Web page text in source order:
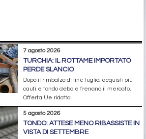
7 agosto 2026
TURCHIA: IL ROTTAME IMPORTATO
PERDE SLANCIO
Dopo il rimbalzo di fine luglio, acquisti più
cauti e tondo debole frenano il mercato.
Offerta Ue ridotta
5 agosto 2026
TONDO: ATTESE MENO RIBASSISTE IN
VISTA DI SETTEMBRE